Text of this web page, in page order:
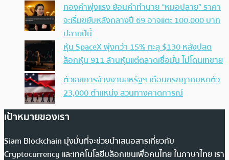
ทองคำพุ่งแรง ย้อนคำทำนาย “หมอปลาย” ราคา
จะเริ่มขยับหลังกลางปี 69 อาจแตะ 100,000 บาท
ปลายปีนี้
หุ้น SpaceX พุ่งกว่า 15% ทะลุ $130 หลังปลด
ล็อกหุ้น 911 ล้านหุ้นแต่ตลาดเชื่อมั่น ไม่โดนเทขาย
ตัวเลขการจ้างงานสหรัฐฯ เดือนกรกฎาคมหดตัว
23,000 ตำแหน่ง สวนทางคาดการณ์
เป้าหมายของเรา
Siam Blockchain มุ่งมั่นที่จะช่วยนำเสนอสารเกี่ยวกับ
Cryptocurrency และเทคโนโลยีบล็อกเชนเพื่อคนไทย ในภาษาไทย เรา